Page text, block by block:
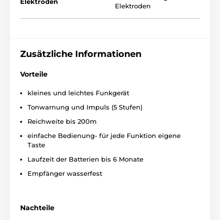
Reichweite
Hunde ohne Hundeleine in einer
Reichweite von 200m zu trainieren. Diese
Reichweite ist für ein Grundtraining der meisten
Elektroden
Elektroden
Zusätzliche Informationen
Vorteile
kleines und leichtes Funkgerät
Tonwarnung und Impuls (5 Stufen)
Reichweite bis 200m
einfache Bedienung- für jede Funktion eigene
Taste
Laufzeit der Batterien bis 6 Monate
Empfänger wasserfest
Nachteile